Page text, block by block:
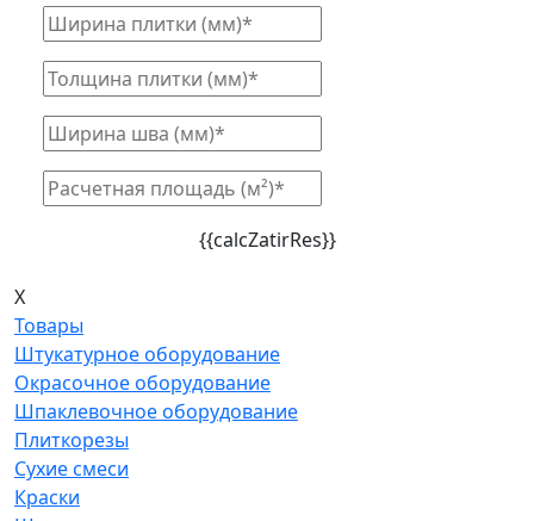
{{calcZatirRes}}
X
Товары
Штукатурное оборудование
Окрасочное оборудование
Шпаклевочное оборудование
Плиткорезы
Сухие смеси
Краски